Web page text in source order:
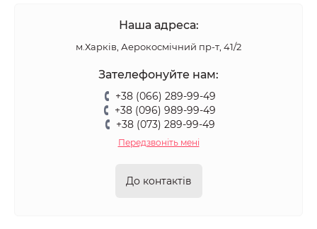
Наша адреса:
м.Харків, Аерокосмічний пр-т, 41/2
Зателефонуйте нам:
+38 (066) 289-99-49
+38 (096) 989-99-49
+38 (073) 289-99-49
Передзвоніть мені
До контактів